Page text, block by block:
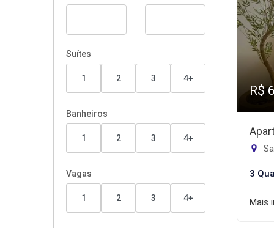
Suítes
1 2 3 4+
Banheiros
1 2 3 4+
Vagas
1 2 3 4+
R$
3
Mais